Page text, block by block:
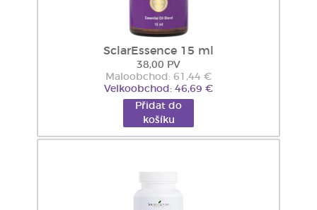
SclarEssence 15 ml
38,00 PV
Maloobchod: 61,44 €
Velkoobchod: 46,69 €
Přidat do
košíku